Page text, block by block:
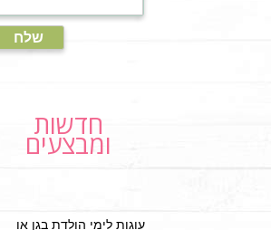
חדשות
ומבצעים
עוגות לימי הולדת בגן או